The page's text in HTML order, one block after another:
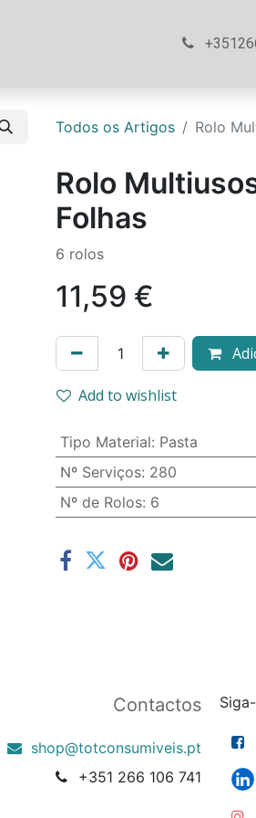
Todos os Artigos Rolo
Rolo
Folhas
6 rolos
11,59 €
Add to wishlist
Tipo Material: Pasta
Nº Serviços: 280
Nº de Rolos: 6
Contactos
shop@totconsumiveis.pt
+351 266 106 741